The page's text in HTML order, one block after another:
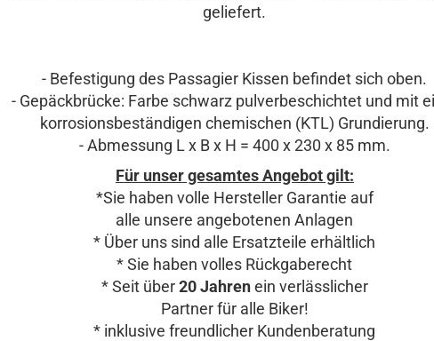
geliefert.
- Befestigung des Passagier Kissen befindet sich oben.
- Gepäckbrücke: Farbe schwarz pulverbeschichtet und mit
korrosionsbeständigen chemischen (KTL) Grundierung.
- Abmessung L x B x H = 400 x 230 x 85 mm.
Für unser gesamtes Angebot gilt:
*Sie haben volle Hersteller Garantie auf
alle unsere angebotenen Anlagen
* Über uns sind alle Ersatzteile erhältlich
* Sie haben volles Rückgaberecht
* Seit über20 Jahrenein verlässlicher
Partner für alle Biker!
* inklusive freundlicher Kundenberatung